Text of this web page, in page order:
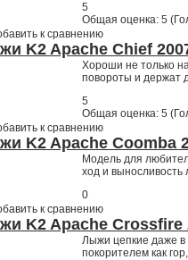
5
Общая оценка: 5 (
к сравнению
K2 Apache Chief
Хороши не только
повороты и держат
5
Общая оценка: 5 (
к сравнению
K2 Apache Coomba
Модель для
ход и выносливость
0
к сравнению
K2 Apache Crossfire
Лыжи цепкие даже в
покорителем как